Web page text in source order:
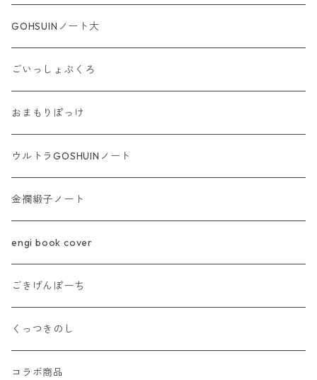
GOHSUINノート大
ごいっしょぶくろ
おまもりぽっけ
ウルトラGOSHUINノート
金襴緞子ノート
engi book cover
ごきげんぽーち
くっつきのし
コラボ商品